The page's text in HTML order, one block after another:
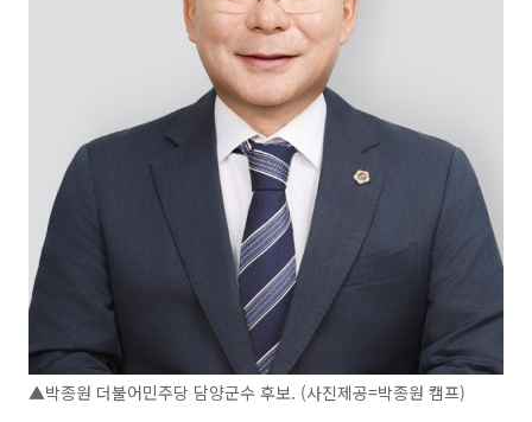
▲박종원 더불어민주당 담양군수 후보. (사진제공=박종원 캠프)